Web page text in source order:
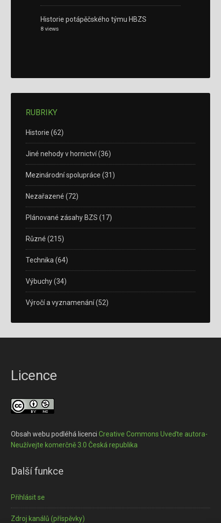
Historie potápěčského týmu HBZS
8 views
RUBRIKY
Historie (62)
Jiné nehody v hornictví(36)
Mezinárodní spolupráce (31)
Nezařazené (72)
Plánované zásahy BZS (17)
Různé (215)
Technika(64)
Výbuchy(34)
Výročí a vyznamenání(52)
Licence
Obsah webu podléhá licenciCreative Commons Uveďte autora-
Neužívejte komerčně 3.0 Česká republika
Další funkce
Přihlásit se
Zdroj kanálů (příspěvky)